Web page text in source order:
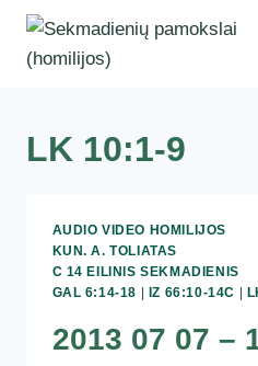
Skip
content
LK 10:1-9
AUDIO VIDEO HOMILIJOS
KUN. A. TOLIATAS
C 14 EILINIS SEKMADIENIS
GAL 6:14-18
IZ 66:10-14C
2013 07 07 –